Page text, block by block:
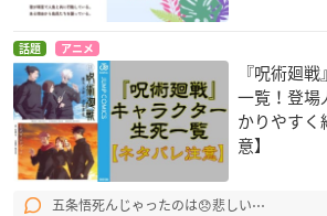
話題 アニメ
『呪術廻
一覧！登場
かりやすく
意】
五条悟死んじゃったのは😞悲しい⋯